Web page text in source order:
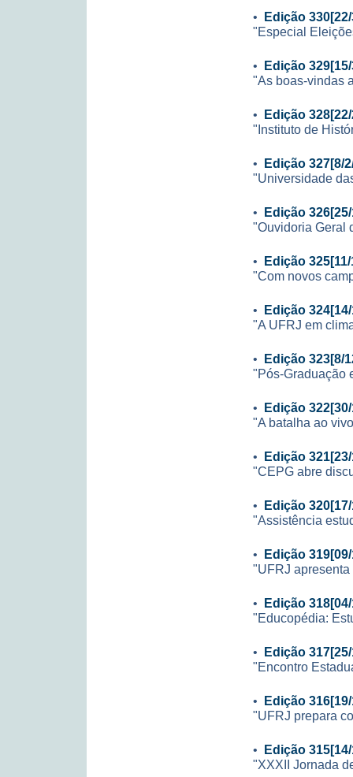
• Edição
"Especial
• Edição
"As boas-vindas
• Edição
"Instituto de
• Edição 327[8/
"Universidade
• Edição
"Ouvidoria Geral
• Edição 325[11/
"Com novos
• Edição
"A UFRJ em
• Edição 323[8/
"Pós-Graduação
• Edição
"A batalha ao
• Edição
"CEPG abre
• Edição
"Assistência
• Edição
"UFRJ
• Edição
"Educopédia:
• Edição
"Encontro
• Edição
"UFRJ prepara
• Edição
"XXXII Jornada